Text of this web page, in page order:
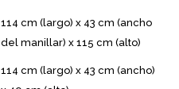
114 cm (largo) x 43 cm (ancho
del manillar) x 115 cm (alto)
114 cm (largo) x 43 cm (ancho)